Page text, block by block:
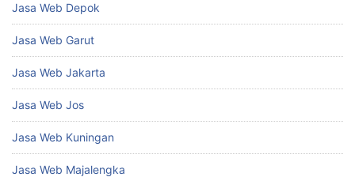
Jasa Web Depok
Jasa Web Garut
Jasa Web Jakarta
Jasa Web Jos
Jasa Web Kuningan
Jasa Web Majalengka